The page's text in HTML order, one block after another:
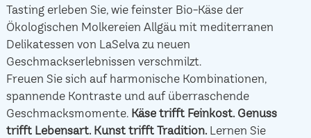
Tasting erleben Sie, wie feinster Bio-Käse der
Ökologischen Molkereien Allgäu mit mediterranen
Delikatessen von LaSelva zu neuen
Geschmackserlebnissen verschmilzt.
Freuen Sie sich auf harmonische Kombinationen,
spannende Kontraste und auf überraschende
Geschmacksmomente. Käse trifft Feinkost. Genuss
trifft Lebensart. Kunst trifft Tradition.Lernen Sie